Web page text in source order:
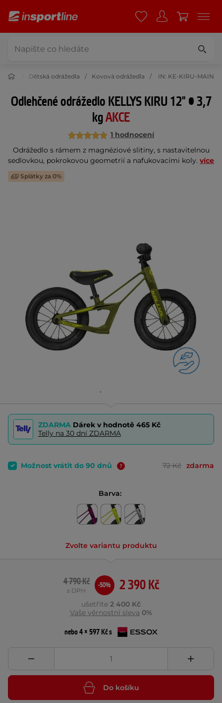
Dětská odrážedla Kovová odrážedla IN: KE-KIRU-MAIN
Odlehčené odrážedlo KELLYS KIRU 12" • 3,7
kgAKCE
1 hodnocení
Odrážedlo s rámem z magnéziové slitiny, s nastavitelnou
sedlovkou, pokrokovou geometrií a nafukovacími koly. více
Splátky za 0%
ZDARMA Dárek v hodnotě 465 Kč
Telly na 30 dní ZDARMA
Možnost vrátit do 90 dnů 72 Kč zdarma
Barva:
Zvolte variantu produktu
2 390 Kč
4 790 Kč
s DPH
-50%
ušetříte 2 400 Kč
Vaše věrnostní sleva 0%
nebo 4 × 597 Kč s
Do košíku